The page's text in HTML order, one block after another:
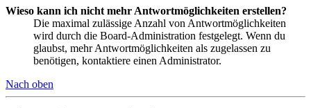
Wieso kann ich nicht mehr Antwortmöglichkeiten erstellen?
Die maximal zulässige Anzahl von Antwortmöglichkeiten
wird durch die Board-Administration festgelegt. Wenn du
glaubst, mehr Antwortmöglichkeiten als zugelassen zu
benötigen, kontaktiere einen Administrator.
Nach oben